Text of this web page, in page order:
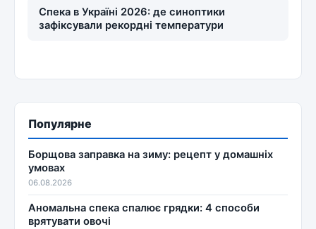
Спека в Україні 2026: де синоптики
зафіксували рекордні температури
Популярне
Борщова заправка на зиму: рецепт у домашніх
умовах
06.08.2026
Аномальна спека спалює грядки: 4 способи
врятувати овочі